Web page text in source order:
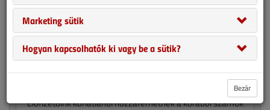
Legyen ön is előfizetőnk!
A VGF&HKL egy havi megjelenésű épületgépészeti szaklap,
amely nyomtatott formában évente 10 alakommal jelenik
Előfizetőink korlátlanul hozzáférhetnek a korábbi számok
Marketing sütik
Hogyan kapcsolhatók ki vagy be a sütik?
Bezár